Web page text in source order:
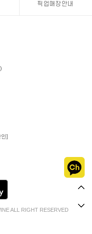
픽업매장안내
인]
ALL RIGHT RESERVED